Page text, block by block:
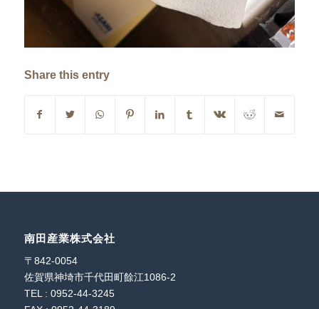
Share this entry
南田産業株式会社
〒842-0054
佐賀県神埼市千代田町餘江1086-2
TEL : 0952-44-3245